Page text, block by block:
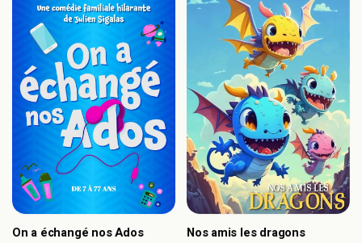
On a échangé nos Ados Nos amis les dragons